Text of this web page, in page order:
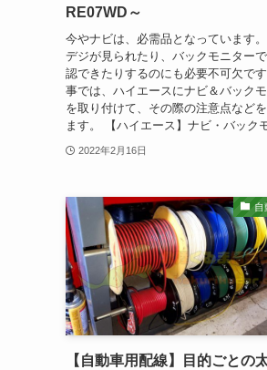
RE07WD～
今やナビは、必需品となっています
デジが見られたり、バックモニター
認できたりするのにも必要不可欠で
事では、ハイエースにナビ＆バック
を取り付けて、その際の注意点など
ます。 【ハイエース】ナビ・バック
2022年2月16日
自
【自動車用配線】目的ごとの